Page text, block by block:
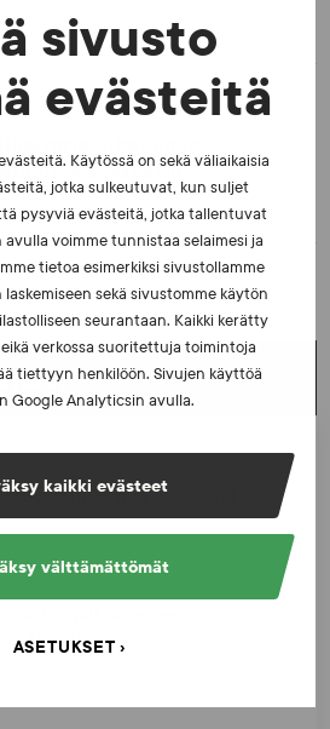
sivusto
evästeitä
Käytössä on sekä väliaikaisia
jotka sulkeutuvat, kun suljet
pysyviä evästeitä, jotka tallentuvat
voimme tunnistaa selaimesi ja
tietoa esimerkiksi sivustollamme
sekä sivustomme käytön
seurantaan. Kaikki kerätty
verkossa suoritettuja toimintoja
tiettyyn henkilöön. Sivujen käyttöä
Google Analyticsin avulla.
kaikki evästeet
välttämättömät
ASETUKSET
urheilun ja
suhteesta
asiantuntijaksi